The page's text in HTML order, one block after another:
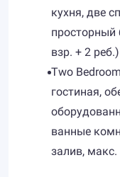
кухня, две
просторный
взр. + 2 реб.)
Two
гостиная,
ванные
залив, макс.